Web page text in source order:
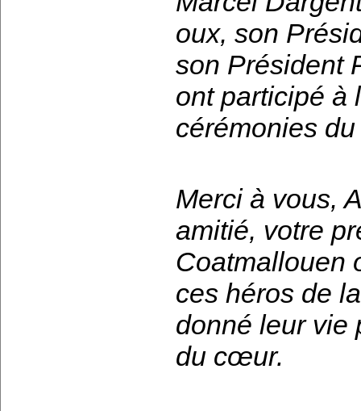
oux, son
son Président
ont participé à
cérémonies
Merci à vous,
amitié, votre
Coatmallouen
ces héros de
donné leur vie
du cœur.